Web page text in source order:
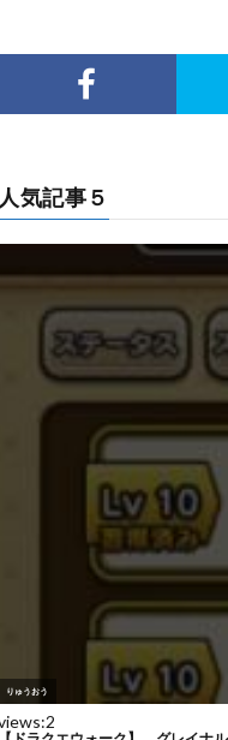
人気記事５